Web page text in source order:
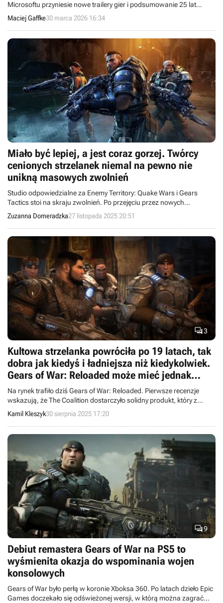
Microsoftu przyniesie nowe trailery gier i podsumowanie 25 lat
historii konsol giganta z Redmond.
Maciej Gaffke30 marca 2026 16:34
Miało być lepiej, a jest coraz gorzej. Twórcy
cenionych strzelanek niemal na pewno nie
unikną masowych zwolnień
Studio odpowiedzialne za Enemy Territory: Quake Wars i Gears
Tactics stoi na skraju zwolnień. Po przejęciu przez nowych
inwestorów współtwórcy serii Gears znaleźli się w trudnym miejscu.
Zuzanna Domeradzka27 listopada 2025 20:51
3
Kultowa strzelanka powróciła po 19 latach, tak
dobra jak kiedyś i ładniejsza niż kiedykolwiek.
Gears of War: Reloaded może mieć jednak
problem, gdy emocje opadną
Na rynek trafiło dziś Gears of War: Reloaded. Pierwsze recenzje
wskazują, że The Coalition dostarczyło solidny produkt, który z
jednej strony zachowuje ducha oryginału, a z drugiej potrafi
zachwycić współczesną oprawą.
Kamil Kleszyk30 sierpnia 2025 17:20
9
Debiut remastera Gears of War na PS5 to
wyśmienita okazja do wspominania wojen
konsolowych
Gears of War było perłą w koronie Xboksa 360. Po latach dzieło Epic
Games doczekało się odświeżonej wersji, w którą można zagrać